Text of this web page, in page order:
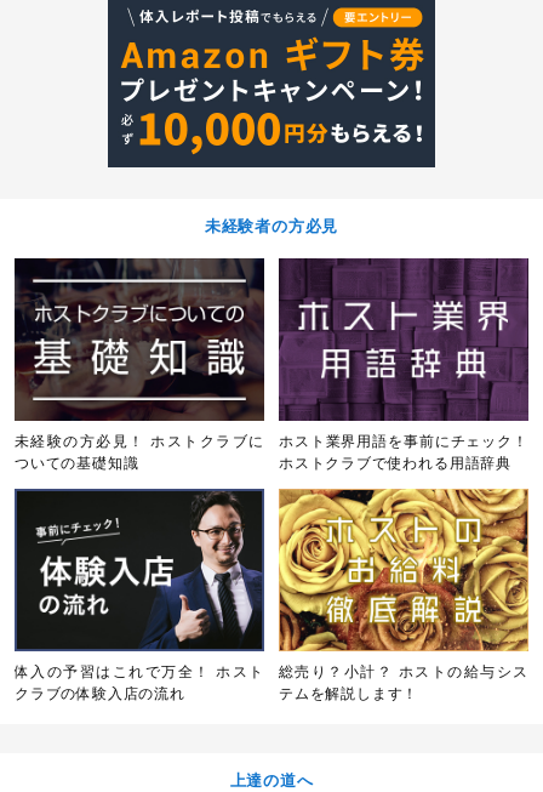
未経験者の方必見
未経験の方必見！ ホストクラブに
ついての基礎知識
ホスト業界用語を事前にチェック！
ホストクラブで使われる用語辞典
体入の予習はこれで万全！ ホスト
クラブの体験入店の流れ
総売り？小計？ ホストの給与シス
テムを解説します！
上達の道へ